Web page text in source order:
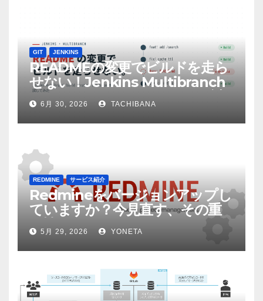
GIT JENKINS
READMEの変更でビルドを走ら
せない！Jenkins Multibranch
build strategy extensionを試
してみた
6月 30, 2026 TACHIBANA
REDMINE サービス紹介
Redmineをバージョンアップし
ていますか？今見直す、その重
要性
5月 29, 2026 YONETA